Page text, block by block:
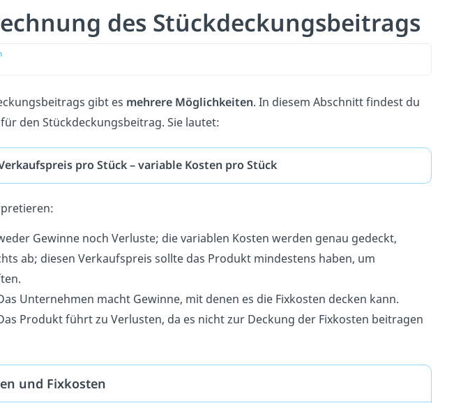
des Stückdeckungsbeitrags
gibt es mehrere Möglichkeiten. In diesem Abschnitt findest du
den Stückdeckungsbeitrag. Sie lautet:
pro Stück – variable Kosten pro Stück
Gewinne noch Verluste; die variablen Kosten werden genau gedeckt,
ab; diesen Verkaufspreis sollte das Produkt mindestens haben, um
Unternehmen macht Gewinne, mit denen es die Fixkosten decken kann.
Produkt führt zu Verlusten, da es nicht zur Deckung der Fixkosten beitragen
und Fixkosten